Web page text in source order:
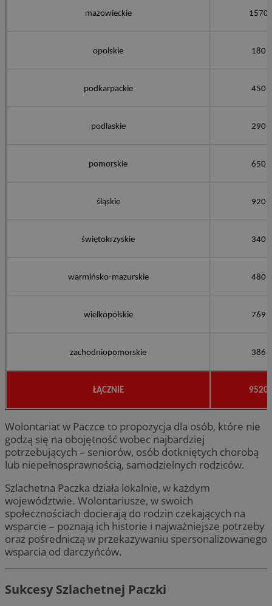
mazowieckie 1570
opolskie 180
podkarpackie 450
podlaskie 290
pomorskie 650
śląskie 920
świętokrzyskie 340
warmińsko-mazurskie 480
wielkopolskie 769
zachodniopomorskie 386
ŁĄCZNIE 9520
Wolontariat w Paczce to propozycja dla osób, które nie
godzą się na obojętność wobec najbardziej
potrzebujących – seniorów, osób dotkniętych chorobą
lub niepełnosprawnością, samodzielnych rodziców.
Szlachetna Paczka działa lokalnie, w każdym
województwie. Wolontariusze, w swoich
społecznościach docierają do rodzin czekających na
wsparcie – poznają ich historie i najważniejsze potrzeby
oraz pośredniczą w przekazywaniu spersonalizowanego
wsparcia od darczyńców.
Sukcesy Szlachetnej Paczki